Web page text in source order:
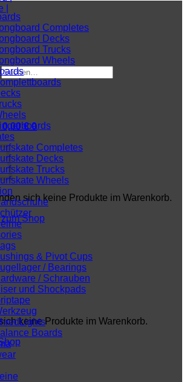
0,00€ 0
sich keine Produkte im Warenkorb.
Shop
keine Produkte im Warenkorb.
Completes
Decks
Trucks
Wheels
Completes
Decks
Trucks
Wheels
& Pivot Cups
/ Bearings
/ Schrauben
und Shockpads
Boards